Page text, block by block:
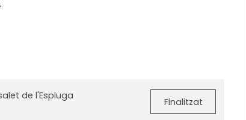
de l'Espluga
Finalitzat